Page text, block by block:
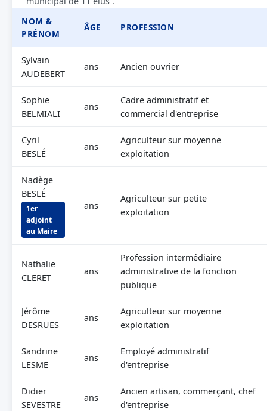
NOM &
PRÉNOM
ÂGE PROFESSION
Sylvain
AUDEBERT
ans Ancien ouvrier
Sophie
BELMIALI
ans
Cadre administratif et
commercial d'entreprise
Cyril
BESLÉ
ans
Agriculteur sur moyenne
exploitation
Nadège
BESLÉ
1er
adjoint
au Maire
ans
Agriculteur sur petite
exploitation
Nathalie
CLERET
ans
Profession intermédiaire
administrative de la fonction
publique
Jérôme
DESRUES
ans
Agriculteur sur moyenne
exploitation
Sandrine
LESME
ans
Employé administratif
d'entreprise
Didier
SEVESTRE
ans
Ancien artisan, commerçant, chef
d'entreprise